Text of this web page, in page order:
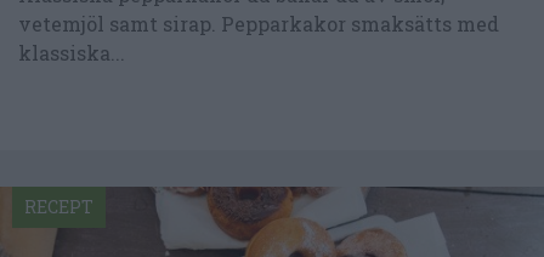
vetemjöl samt sirap. Pepparkakor smaksätts med
klassiska...
RECEPT